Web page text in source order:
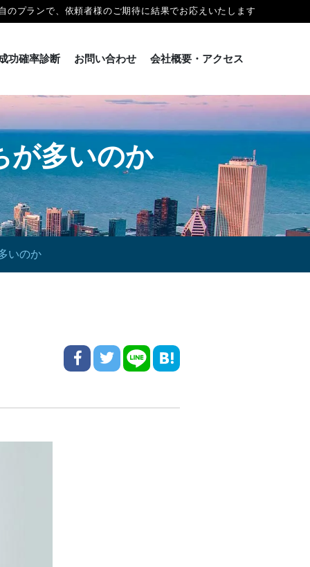
プランで、依頼者様のご期待に結果でお応えいたします
功確率診断 お問い合わせ 会社概要・アクセス
が多いのか
いのか